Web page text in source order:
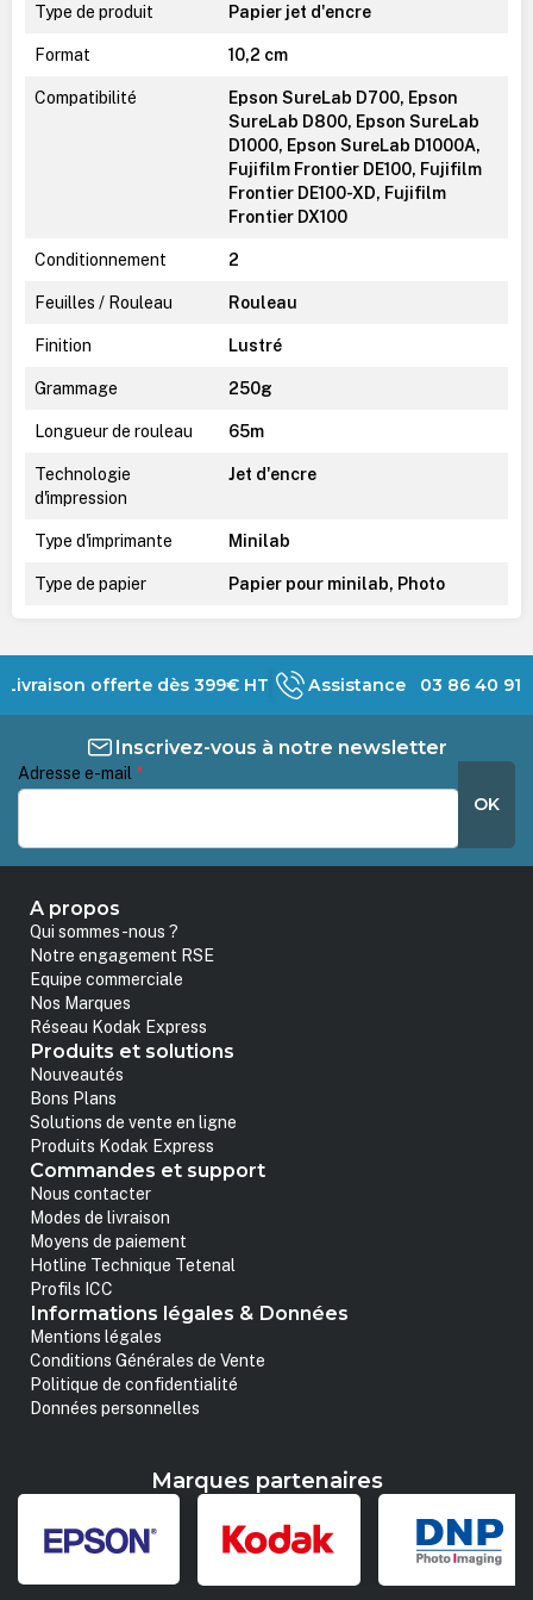
Type de produit Papier jet d'encre
Format 10,2 cm
Compatibilité
Epson SureLab D700, Epson
SureLab D800, Epson SureLab
D1000, Epson SureLab D1000A,
Fujifilm Frontier DE100, Fujifilm
Frontier DE100-XD, Fujifilm
Frontier DX100
Conditionnement 2
Feuilles / Rouleau Rouleau
Finition Lustré
Grammage 250g
Longueur de rouleau 65m
Technologie
d'impression
Jet d'encre
Type d'imprimante Minilab
Type de papier Papier pour minilab, Photo
Livraison offerte dès 399€ HT Assistance 03 86 40 91
Inscrivez-vous à notre newsletter
Adresse e-mail *
OK
A propos
Qui sommes-nous ?
Notre engagement RSE
Equipe commerciale
Nos Marques
Réseau Kodak Express
Produits et solutions
Nouveautés
Bons Plans
Solutions de vente en ligne
Produits Kodak Express
Commandes et support
Nous contacter
Modes de livraison
Moyens de paiement
Hotline Technique Tetenal
Profils ICC
Informations légales & Données
Mentions légales
Conditions Générales de Vente
Politique de confidentialité
Données personnelles
Marques partenaires